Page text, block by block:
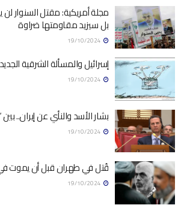
مجلة أمريكية: مقتل السنوار
بل سيزيد مقاومتها ضراوة
إسرائيل والمسألة الشرقية
بشار الأسد والنأي عن إيران.. بين
قُتل في طهران قبل أن يموت